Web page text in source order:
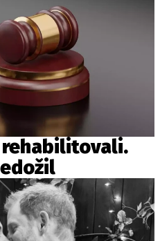
rehabilitovali.